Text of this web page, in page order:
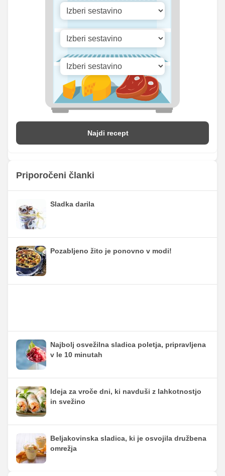
0.28 mg 0 mg
Najdi recept
Priporočeni članki
Sladka darila
Pozabljeno žito je ponovno v modi!
Najbolj osvežilna sladica poletja, pripravljena
v le 10 minutah
Ideja za vroče dni, ki navduši z lahkotnostjo
in svežino
Beljakovinska sladica, ki je osvojila družbena
omrežja